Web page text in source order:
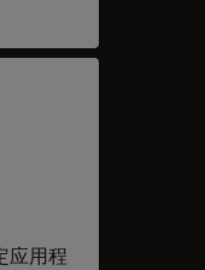
应用程